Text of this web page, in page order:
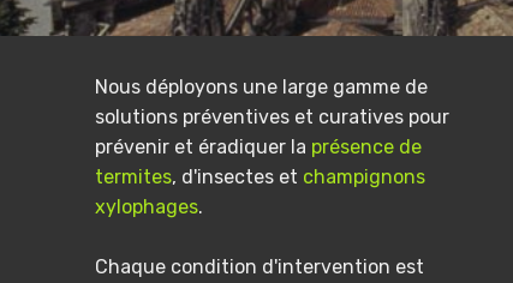
Nous déployons une large gamme de
solutions préventives et curatives pour
prévenir et éradiquer la présence de
termites, d'insectes et champignons
xylophages.
Chaque condition d'intervention est